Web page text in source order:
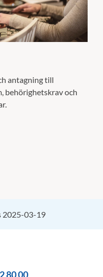
antagning till
behörighetskrav och
2025-03-19
80 00